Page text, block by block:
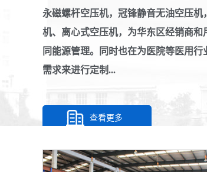
永磁螺杆空压机，冠锋静音无油空压
机、离心式空压机，为华东区经销商
同能源管理。同时也在为医院等医用
需求来进行定制...
查看更多